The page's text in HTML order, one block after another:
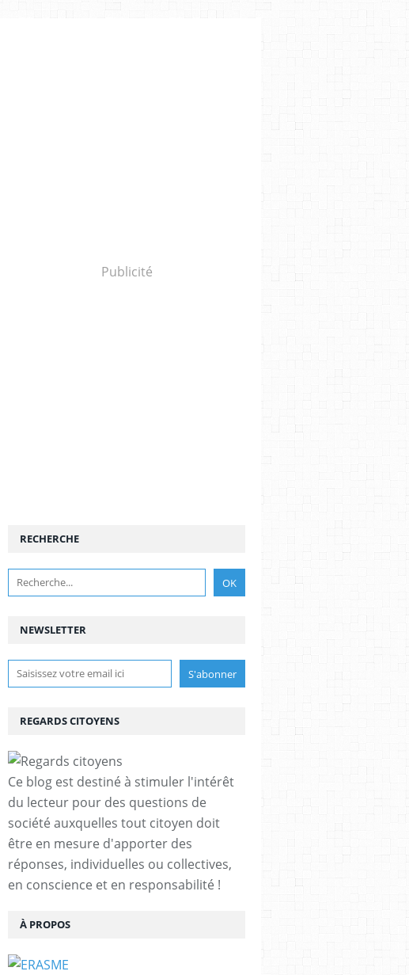
Publicité
NEWSLETTER
RECHERCHE
REGARDS CITOYENS
Ce blog est destiné à stimuler l'intérêt
du lecteur pour des questions de
société auxquelles tout citoyen doit
être en mesure d'apporter des
réponses, individuelles ou collectives,
en conscience et en responsabilité !
À PROPOS